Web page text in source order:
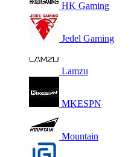
HK Gaming
Jedel Gaming
Lamzu
MKESPN
Mountain